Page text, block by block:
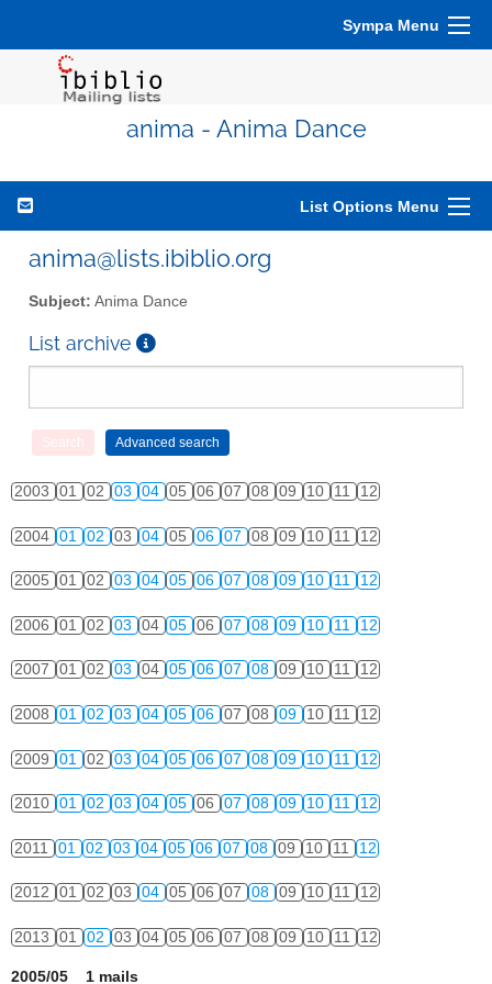
Sympa Menu
anima - Anima Dance
List Options Menu
anima@lists.ibiblio.org
Subject: Anima Dance
List archive
2003 01 02 03 04 05 06 07 08 09 10 11 12
2004 01 02 03 04 05 06 07 08 09 10 11 12
2005 01 02 03 04 05 06 07 08 09 10 11 12
2006 01 02 03 04 05 06 07 08 09 10 11 12
2007 01 02 03 04 05 06 07 08 09 10 11 12
2008 01 02 03 04 05 06 07 08 09 10 11 12
2009 01 02 03 04 05 06 07 08 09 10 11 12
2010 01 02 03 04 05 06 07 08 09 10 11 12
2011 01 02 03 04 05 06 07 08 09 10 11 12
2012 01 02 03 04 05 06 07 08 09 10 11 12
2013 01 02 03 04 05 06 07 08 09 10 11 12
2005/05 1 mails